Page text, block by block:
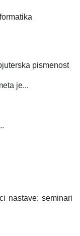
pismenost
je...
nastave: seminari